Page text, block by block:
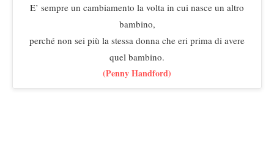
E’ sempre un cambiamento la volta in cui nasce un altro
bambino,
perché non sei più la stessa donna che eri prima di avere
quel bambino.
(Penny Handford)